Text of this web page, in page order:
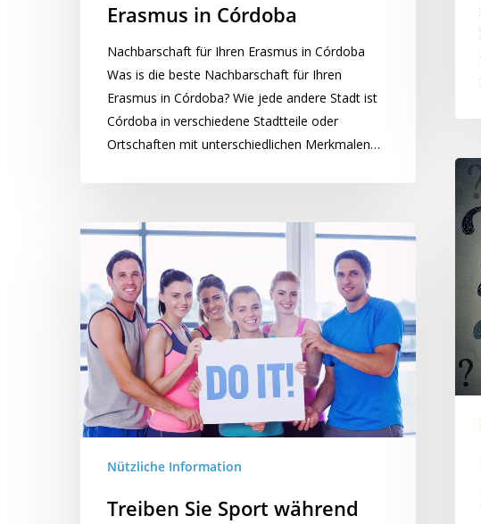
Erasmus in Córdoba
Nachbarschaft für Ihren Erasmus in Córdoba
Was is die beste Nachbarschaft für Ihren
Erasmus in Córdoba? Wie jede andere Stadt ist
Córdoba in verschiedene Stadtteile oder
Ortschaften mit unterschiedlichen Merkmalen…
Nützliche Information
Treiben Sie Sport während